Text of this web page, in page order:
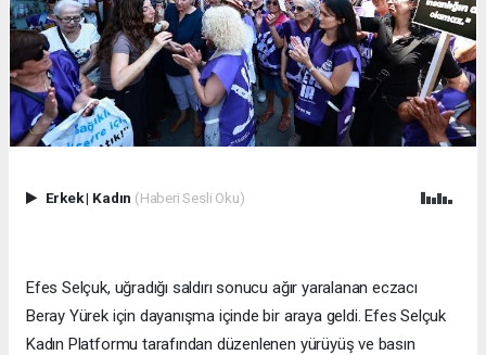
Erkek| Kadın (Haberi Sesli Oku)
Efes Selçuk, uğradığı saldırı sonucu ağır yaralanan eczacı
Beray Yürek için dayanışma içinde bir araya geldi. Efes Selçuk
Kadın Platformu tarafından düzenlenen yürüyüş ve basın